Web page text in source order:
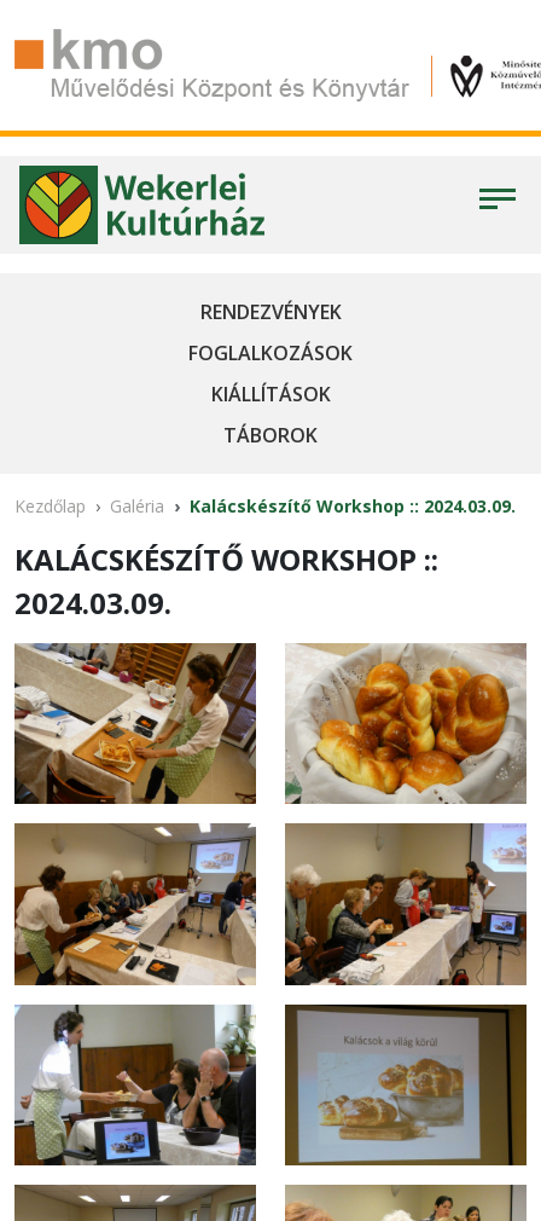
RENDEZVÉNYEK
FOGLALKOZÁSOK
KIÁLLÍTÁSOK
TÁBOROK
Kezdőlap Galéria Kalácskészítő Workshop :: 2024.03.09.
KALÁCSKÉSZÍTŐ WORKSHOP ::
2024.03.09.